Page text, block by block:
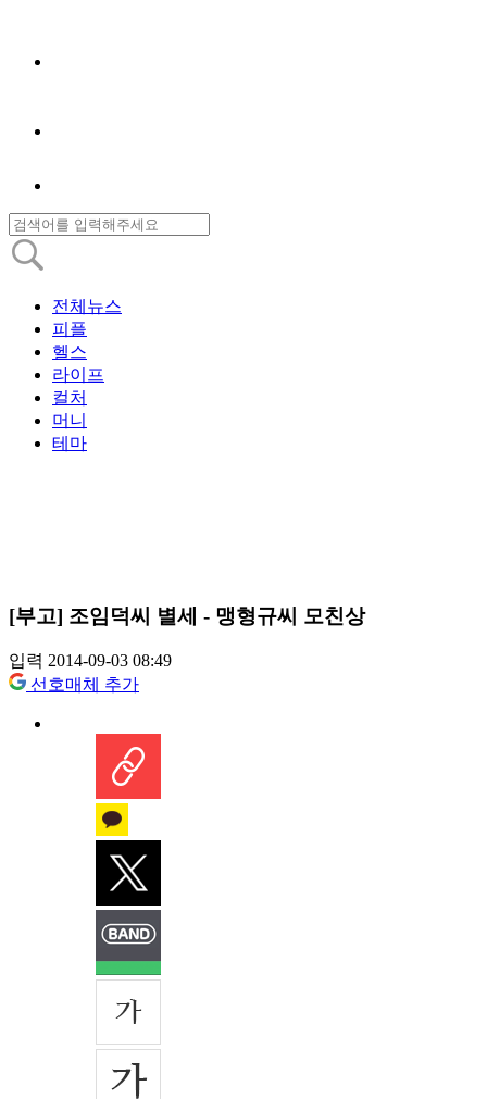
전체뉴스
피플
헬스
라이프
컬처
머니
테마
[부고] 조임덕씨 별세 - 맹형규씨 모친상
입력 2014-09-03 08:49
선호매체 추가